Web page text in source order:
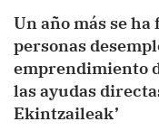
Un año más se
personas
emprendimiento
las ayudas
Ekintzaileak’